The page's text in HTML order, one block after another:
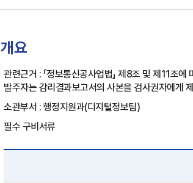
개요
관련근거 : 「정보통신공사업법」 제8조 및 제11조
발주자는 감리결과보고서의 사본을 검사권자에게
소관부서 : 행정지원과(디지털정보팀)
필수 구비서류